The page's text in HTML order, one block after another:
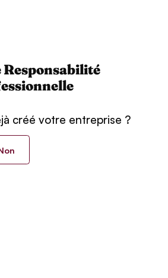
Responsabilité
créé votre entreprise ?